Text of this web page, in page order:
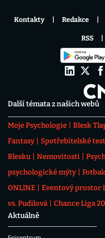
Další témata z našich webů
Moje Psychologie Blesk
Fantasy
Spotřebitelské
Blesku
Nemovitosti
psychologické mýty
ONLINE
Eventový prostor
vs. Pudilová
Chance Liga
Aktuálně
Kontakty Redakce
RSS